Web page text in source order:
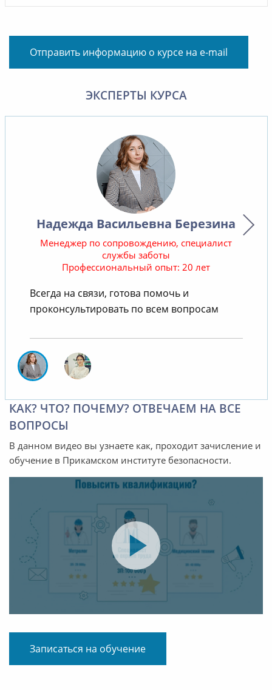
Отправить информацию о курсе на e-mail
ЭКСПЕРТЫ КУРСА
Надежда Васильевна Березина
Менеджер по сопровождению, специалист
службы заботы
Профессиональный опыт: 20 лет
Всегда на связи, готова помочь и
проконсультировать по всем вопросам
КАК? ЧТО? ПОЧЕМУ? ОТВЕЧАЕМ НА ВСЕ
ВОПРОСЫ
В данном видео вы узнаете как, проходит зачисление и
обучение в Прикамском институте безопасности.
Записаться на обучение